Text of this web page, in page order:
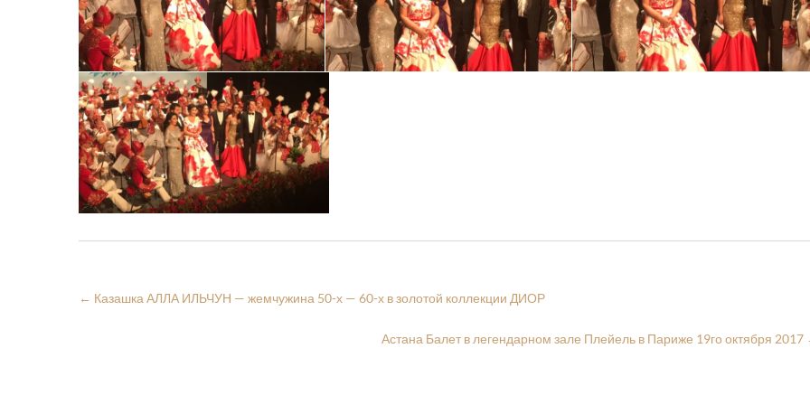
← Казашка АЛЛА ИЛЬЧУН — жемчужина 50-х — 60-х в золотой коллекции ДИОР
Астана Балет в легендарном зале Плейель в Париже 19го октября 2017